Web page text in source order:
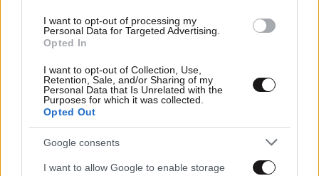
I want to opt-out of processing my
Personal Data for Targeted Advertising.
Opted In
I want to opt-out of Collection, Use,
Retention, Sale, and/or Sharing of my
Personal Data that Is Unrelated with the
Purposes for which it was collected.
Opted Out
Google consents
I want to allow Google to enable storage
28·08·2022 23:15
Τριντό: Καταδίκασε την υβριστική επίθεση που δέχτηκε